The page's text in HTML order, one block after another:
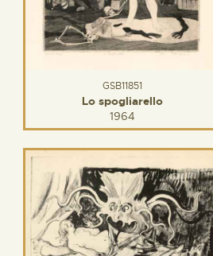
GSB11851
Lo spogliarello
1964